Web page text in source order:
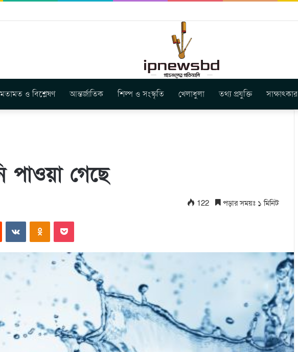
হতে যাচ্ছে দি রাবুগার নতুন গান ‘Baljanggi’
মতামত ও বিশ্লেষণ আন্তর্জাতিক শিল্প ও সংস্কৃতি খেলাধুলা তথ্য প্রযুক্তি সাক্ষাৎকার
পাওয়া গেছে
122 পড়ার সময়ঃ ১ মিনিট